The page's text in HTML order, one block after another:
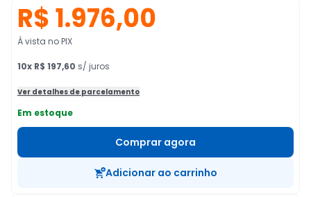
R$ 1.976,00
À vista no PIX
10x R$ 197,60 s/ juros
Ver detalhes de parcelamento
Em estoque
Comprar agora
Adicionar ao carrinho